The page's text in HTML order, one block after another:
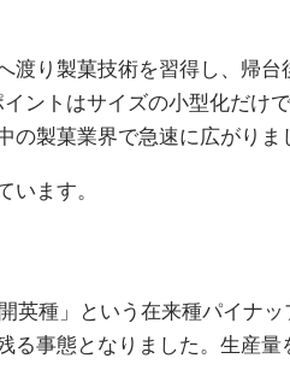
り製菓技術を習得し、帰
イントはサイズの小型化だけ
製菓業界で急速に広がりま
ます。
種」という在来種パイナ
事態となりました。生産